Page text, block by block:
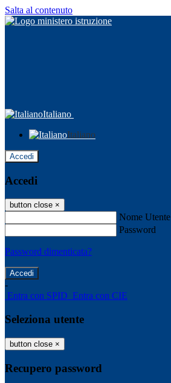
Salta al contenuto
Italiano
Italiano
Accedi
Accedi
button close ×
Nome Utente
Password
Password dimenticata?
-
Entra con SPID Entra con CIE
Seleziona utente
button close ×
Recupero password